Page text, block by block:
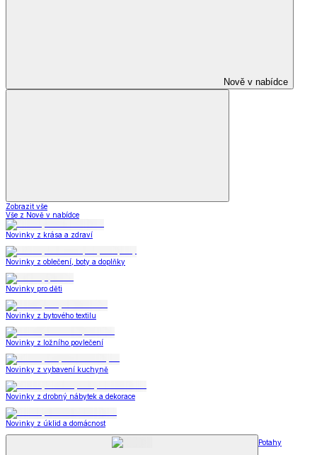
Nově v nabídce
Zobrazit vše
Vše z Nově v nabídce
Novinky z krása a zdraví
Novinky z oblečení, boty a doplňky
Novinky pro děti
Novinky z bytového textilu
Novinky z ložního povlečení
Novinky z vybavení kuchyně
Novinky z drobný nábytek a dekorace
Novinky z úklid a domácnost
Potahy